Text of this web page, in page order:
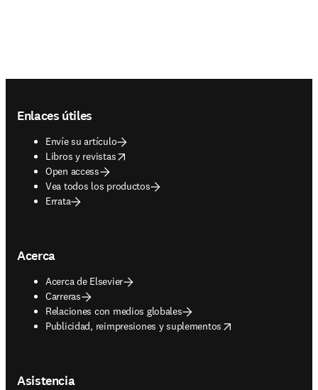
Enlaces útiles
Envíe su artículo
Libros y revistas
opens in new tab/window
Open access
Vea todos los productos
Errata
Acerca
Acerca de Elsevier
Carreras
Relaciones con medios globales
Publicidad, reimpresiones y suplementos
opens in new tab/window
Asistencia